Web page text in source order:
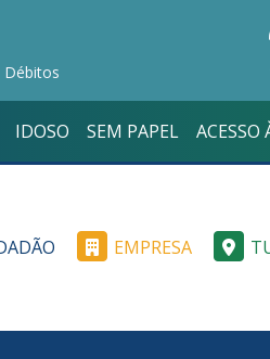
Débitos
IDOSO SEM PAPEL ACESSO
EMPRESA